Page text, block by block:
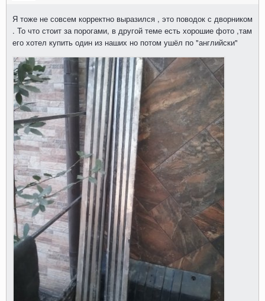
Я тоже не совсем корректно выразился , это поводок с дворником
. То что стоит за порогами, в другой теме есть хорошие фото ,там
его хотел купить один из наших но потом ушёл по "английски"